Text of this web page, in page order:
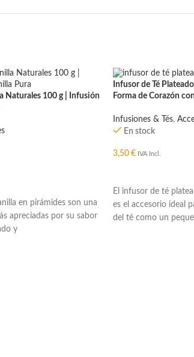
Naturales 100 g | Infusión
en pirámides son una
apreciadas por su sabor
y
Infusor de Té
Forma de Corazón
Infusiones & Tés,
En stock
3,50 € IVA Incl.
El infusor de té
es el accesorio ideal
del té como un